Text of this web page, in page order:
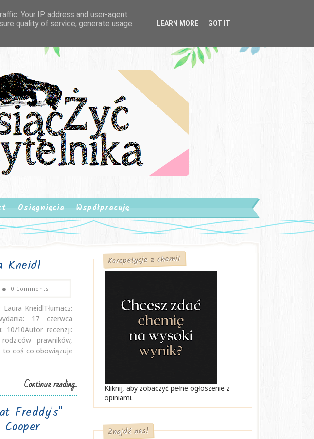
Osiągnięcia Współpracuję
Kneidl
0 Comments
KneidlTłumacz:
17 czerwca
10/10Autor recenzji:
prawników,
to coś co obowiązuje
Continue reading...
Freddy's"
Korepetycje z chemii
Kliknij, aby zobaczyć pełne ogłoszenie z
opiniami.
Znajdź nas!
Your IP address and user-agent
quality of service, generate usage
LEARN MORE GOT IT